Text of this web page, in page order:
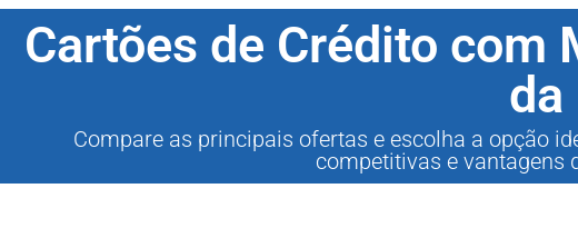
Cartões de Crédito com
da
Compare as principais ofertas e escolha a opção
competitivas e vantagens